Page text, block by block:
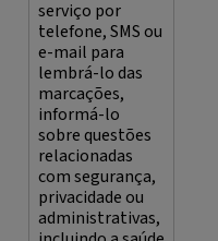
serviço por
telefone, SMS ou
e-mail para
lembrá-lo das
marcações,
informá-lo
sobre questões
relacionadas
com segurança,
privacidade ou
administrativas,